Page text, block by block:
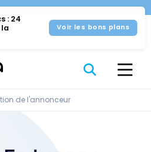
: 24
Voir les bons plans
de l'annonceur